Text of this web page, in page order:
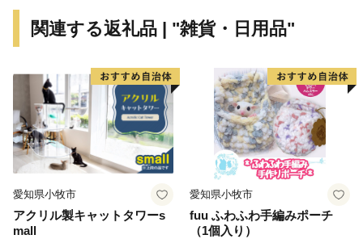
関連する返礼品 | "雑貨・日用品"
愛知県小牧市
アクリル製キャットタワーs
mall
愛知県小牧市
fuu ふわふわ手編みポーチ
（1個入り）